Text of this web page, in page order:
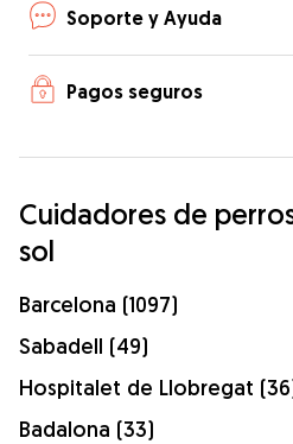
Soporte y Ayuda
Pagos seguros
Cuidadores de
sol
Barcelona (1097)
Sabadell (49)
Hospitalet de Llobregat
Badalona (33)